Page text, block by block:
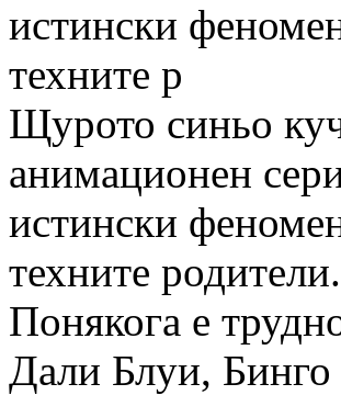
истински
техните р
Щурото синьо
анимационен
истински
техните
Понякога е
Дали Блуи,